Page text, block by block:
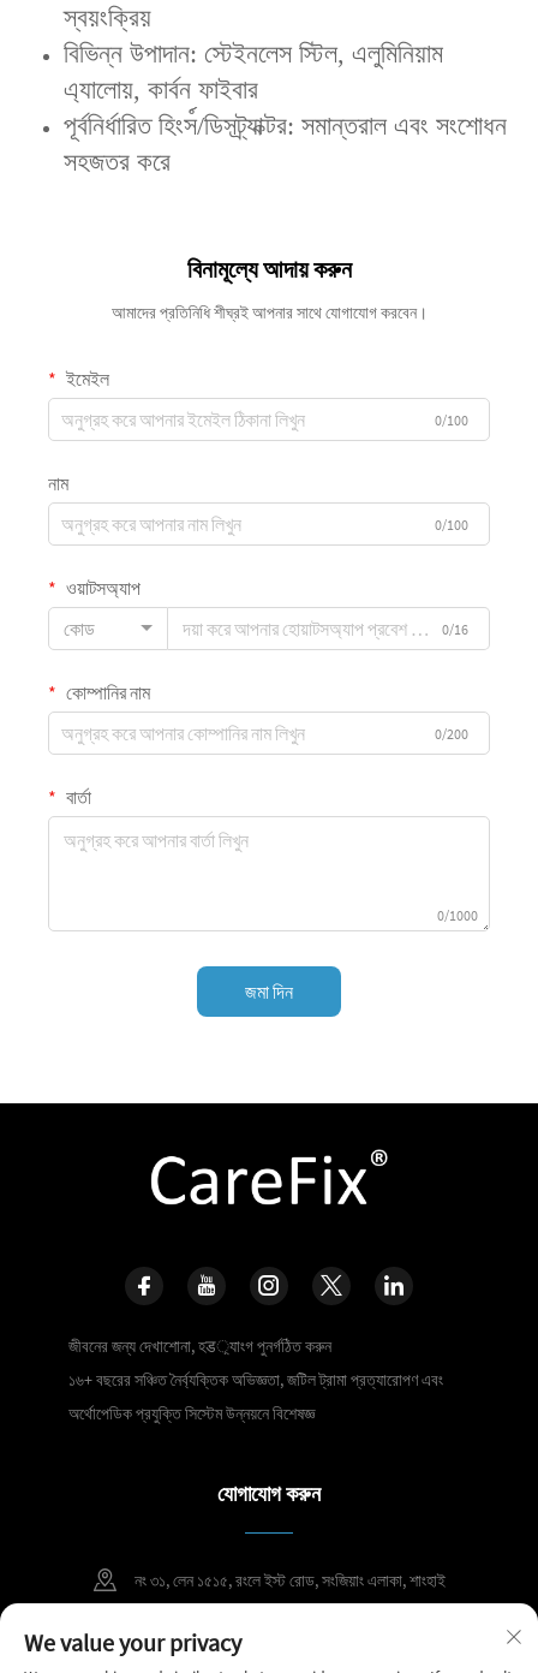
স্বয়ংক্রিয়
‌বিভিন্ন উপাদান‌: স্টেইনলেস স্টিল, এলুমিনিয়াম
এ্যালোয়, কার্বন ফাইবার
‌পূর্বনির্ধারিত হিংস์/ডিসট্র্যাক্টর‌: সমান্তরাল এবং সংশোধন
সহজতর করে
বিনামূল্যে আদায় করুন
আমাদের প্রতিনিধি শীঘ্রই আপনার সাথে যোগাযোগ করবেন।
ইমেইল
0/100
নাম
0/100
ওয়াটসঅ্যাপ
কোড
0/16
কোম্পানির নাম
0/200
বার্তা
0/1000
জমা দিন
জীবনের জন্য দেখাশোনা, হड়্যাংগ পুনর্গঠিত করুন
১৬+ বছরের সঞ্চিত নৈর্ব্যক্তিক অভিজ্ঞতা, জটিল ট্রামা প্রত্যারোপণ এবং
অর্থোপেডিক প্রযুক্তি সিস্টেম উন্নয়নে বিশেষজ্ঞ
যোগাযোগ করুন
নং ৩১, লেন ১৫১৫, রংলে ইস্ট রোড, সংজিয়াং এলাকা, শাংহাই
+86 400 098 2859
We value your privacy